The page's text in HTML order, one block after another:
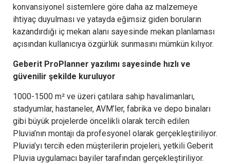
konvansiyonel sistemlere göre daha az malzemeye
ihtiyaç duyulması ve yatayda eğimsiz giden boruların
kazandırdığı iç mekan alanı sayesinde mekan planlaması
açısından kullanıcıya özgürlük sunmasını mümkün kılıyor.
Geberit ProPlanner yazılımı sayesinde hızlı ve
güvenilir şekilde kuruluyor
1000-1500 m² ve üzeri çatılara sahip havalimanları,
stadyumlar, hastaneler, AVM’ler, fabrika ve depo binaları
gibi büyük projelerde öncelikli olarak tercih edilen
Pluvia’nın montajı da profesyonel olarak gerçekleştiriliyor.
Pluvia’yı tercih eden müşterilerin projeleri, yetkili Geberit
Pluvia uygulamacı bayiler tarafından gerçekleştiriliyor.